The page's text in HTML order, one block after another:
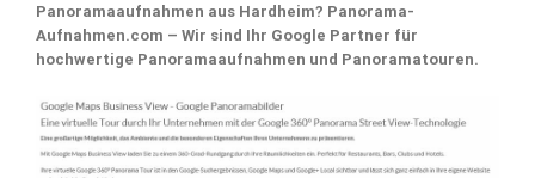
Panoramaaufnahmen aus Hardheim? Panorama-
Aufnahmen.com – Wir sind Ihr Google Partner für
hochwertige Panoramaaufnahmen und Panoramatouren.